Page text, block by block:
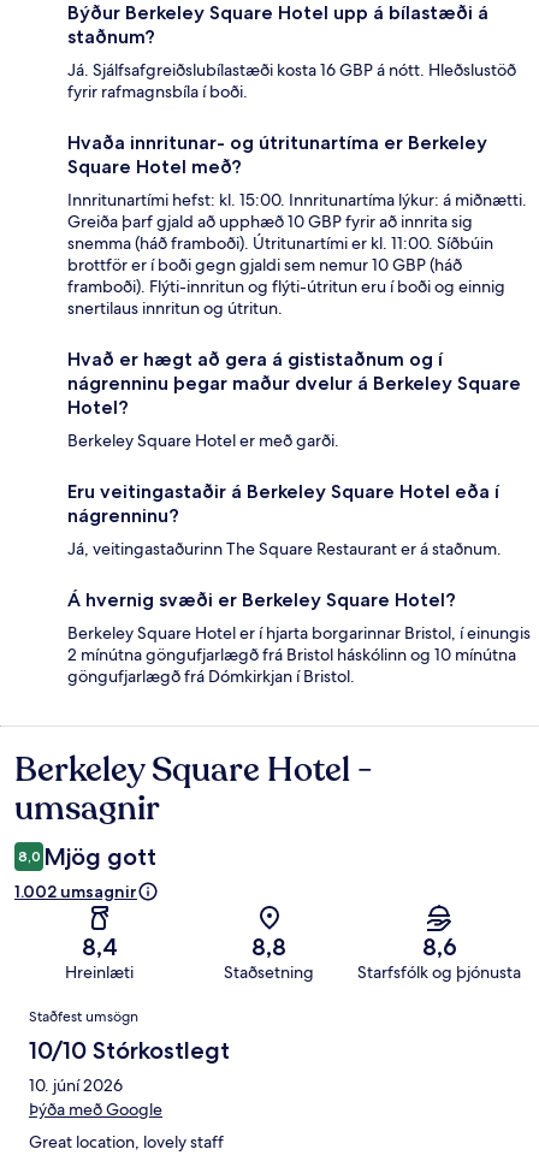
Býður Berkeley Square Hotel upp á bílastæði á
staðnum?
Já. Sjálfsafgreiðslubílastæði kosta 16 GBP á nótt. Hleðslustöð
fyrir rafmagnsbíla í boði.
Hvaða innritunar- og útritunartíma er Berkeley
Square Hotel með?
Innritunartími hefst: kl. 15:00. Innritunartíma lýkur: á miðnætti.
Greiða þarf gjald að upphæð 10 GBP fyrir að innrita sig
snemma (háð framboði). Útritunartími er kl. 11:00. Síðbúin
brottför er í boði gegn gjaldi sem nemur 10 GBP (háð
framboði). Flýti-innritun og flýti-útritun eru í boði og einnig
snertilaus innritun og útritun.
Hvað er hægt að gera á gististaðnum og í
nágrenninu þegar maður dvelur á Berkeley Square
Hotel?
Berkeley Square Hotel er með garði.
Eru veitingastaðir á Berkeley Square Hotel eða í
nágrenninu?
Já, veitingastaðurinn The Square Restaurant er á staðnum.
Á hvernig svæði er Berkeley Square Hotel?
Berkeley Square Hotel er í hjarta borgarinnar Bristol, í einungis
2 mínútna göngufjarlægð frá Bristol háskólinn og 10 mínútna
göngufjarlægð frá Dómkirkjan í Bristol.
Umsagnir
Berkeley Square Hotel -
umsagnir
8,0 Mjög gott
1.002 umsagnir
8,4
Hreinlæti
8,8
Staðsetning
8,6
Starfsfólk og þjónusta
Umsagnir
Staðfest umsögn
10/10 Stórkostlegt
10. júní 2026
Þýða með Google
Great location, lovely staff